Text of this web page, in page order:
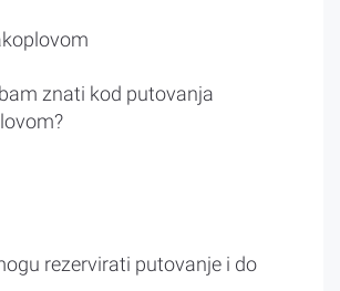
znati kod putovanja
rezervirati putovanje i do